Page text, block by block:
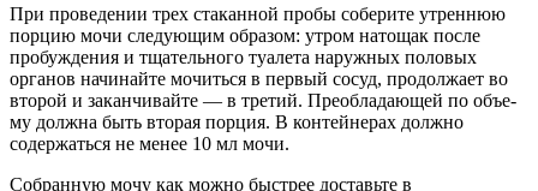
При проведении трех стаканной пробы соберите утреннюю
порцию мочи следующим обра­зом: утром натощак после
пробуждения и тщательного туалета наружных половых
органов начи­найте мочиться в первый сосуд, продолжает во
второй и заканчивайте — в третий. Преобладающей по объе­
му должна быть вторая порция. В контейнерах должно
содержаться не менее 10 мл мочи.
Собранную мочу как можно быстрее доставьте в